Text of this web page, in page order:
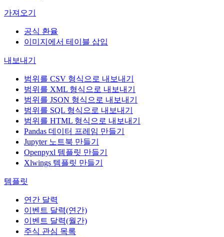
가져오기
공식 환율
이미지에서 테이블 삽입
내보내기
범위를 CSV 형식으로 내보내기
범위를 XML 형식으로 내보내기
범위를 JSON 형식으로 내보내기
범위를 SQL 형식으로 내보내기
범위를 HTML 형식으로 내보내기
Pandas 데이터 프레임 만들기
Jupyter 노트북 만들기
Openpyxl 템플릿 만들기
Xlwings 템플릿 만들기
템플릿
연간 달력
이벤트 달력(연간)
이벤트 달력(월간)
주식 관심 목록